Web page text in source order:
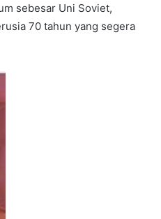
sebesar Uni Soviet,
70 tahun yang segera